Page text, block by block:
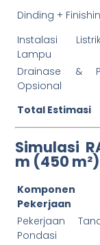
Dinding +
Instalasi
Lampu
Drainase &
Opsional
Total Estimasi
Simulasi
m (450 m²)
Komponen
Pekerjaan
Pekerjaan
Pondasi